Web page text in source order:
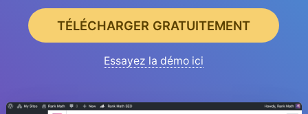
TÉLÉCHARGER GRATUITEMENT
Essayez la démo ici